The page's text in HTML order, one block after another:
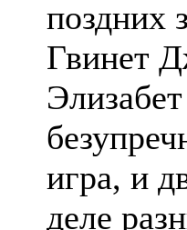
поздних
Гвинет
игра, и
деле